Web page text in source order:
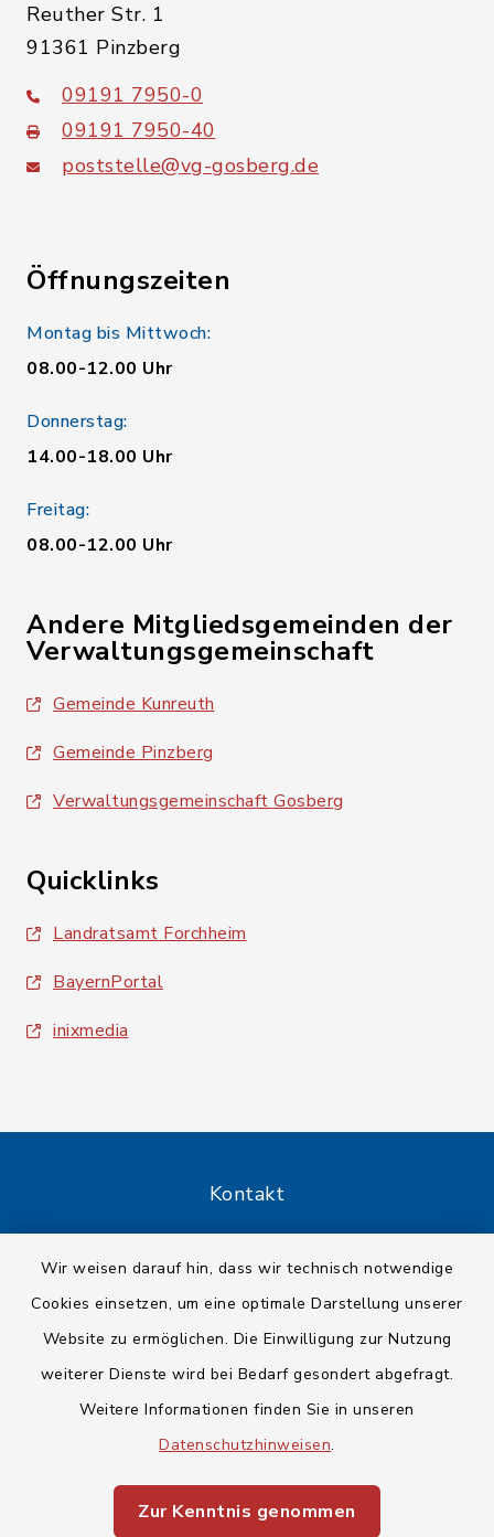
Wir weisen darauf hin, dass wir technisch notwendige
Cookies einsetzen, um eine optimale Darstellung unserer
Website zu ermöglichen. Die Einwilligung zur Nutzung
weiterer Dienste wird bei Bedarf gesondert abgefragt.
Weitere Informationen finden Sie in unseren
Datenschutzhinweisen.
Zur Kenntnis genommen
Reuther Str. 1
91361 Pinzberg
09191 7950-0
09191 7950-40
poststelle@vg-gosberg.de
Öffnungszeiten
Montag bis Mittwoch:
08.00-12.00 Uhr
Donnerstag:
14.00-18.00 Uhr
Freitag:
08.00-12.00 Uhr
Andere Mitgliedsgemeinden der
Verwaltungsgemeinschaft
Gemeinde Kunreuth
Gemeinde Pinzberg
Verwaltungsgemeinschaft Gosberg
Quicklinks
Landratsamt Forchheim
BayernPortal
inixmedia
Kontakt
Datenschutz
Impressum
Sitemap
Cookie-Einstellungen